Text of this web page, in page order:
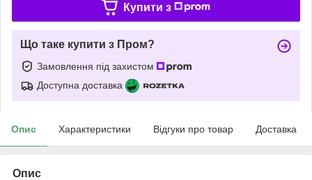
Купити з
Що таке купити з Пром?
Замовлення під захистом
Доступна доставка
Опис Характеристики Відгуки про товар Доставка
Опис